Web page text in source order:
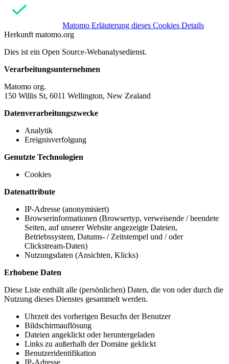
Matomo Erläuterung dieses Cookies Details
Herkunft matomo.org
Dies ist ein Open Source-Webanalysedienst.
Verarbeitungsunternehmen
Matomo org.
150 Willis St, 6011 Wellington, New Zealand
Datenverarbeitungszwecke
Analytik
Ereignisverfolgung
Genutzte Technologien
Cookies
Datenattribute
IP-Adresse (anonymisiert)
Browserinformationen (Browsertyp, verweisende / beendete
Seiten, auf unserer Website angezeigte Dateien,
Betriebssystem, Datums- / Zeitstempel und / oder
Clickstream-Daten)
Nutzungsdaten (Ansichten, Klicks)
Erhobene Daten
Diese Liste enthält alle (persönlichen) Daten, die von oder durch die
Nutzung dieses Dienstes gesammelt werden.
Uhrzeit des vorherigen Besuchs der Benutzer
Bildschirmauflösung
Dateien angeklickt oder heruntergeladen
Links zu außerhalb der Domäne geklickt
Benutzeridentifikation
IP-Adresse